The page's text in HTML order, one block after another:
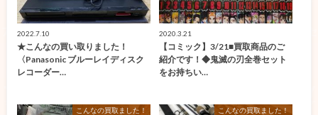
2022.7.10
★こんなの買い取りました！
〈Panasonic ブルーレイディスク
レコーダー…
2020.3.21
【コミック】3/21■買取商品のご
紹介です！◆鬼滅の刃全巻セット
をお持ちい…
こんなの買取ました！ こんなの買取ました！